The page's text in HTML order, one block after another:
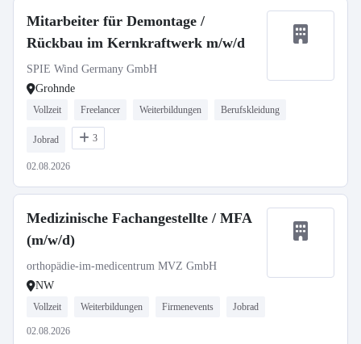
Mitarbeiter für Demontage /
Rückbau im Kernkraftwerk m/w/d
SPIE Wind Germany GmbH
Grohnde
Vollzeit Freelancer Weiterbildungen Berufskleidung
Jobrad 3
02.08.2026
Medizinische Fachangestellte / MFA
(m/w/d)
orthopädie-im-medicentrum MVZ GmbH
NW
Vollzeit Weiterbildungen Firmenevents Jobrad
02.08.2026